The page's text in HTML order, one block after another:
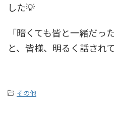
した💡
「暗くても皆と一緒だっ
と、皆様、明るく話され
-その他